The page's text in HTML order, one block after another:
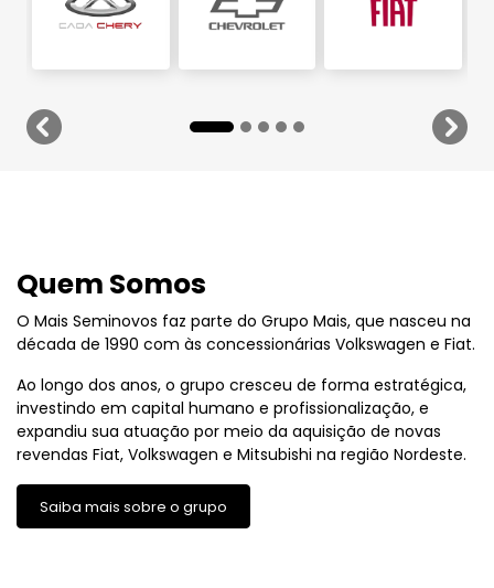
templates.template-
Quem Somos
O Mais Seminovos faz parte do Grupo Mais, que nasceu na
década de 1990 com às concessionárias Volkswagen e Fiat.
Ao longo dos anos, o grupo cresceu de forma estratégica,
investindo em capital humano e profissionalização, e
expandiu sua atuação por meio da aquisição de novas
revendas Fiat, Volkswagen e Mitsubishi na região Nordeste.
Saiba mais sobre o grupo